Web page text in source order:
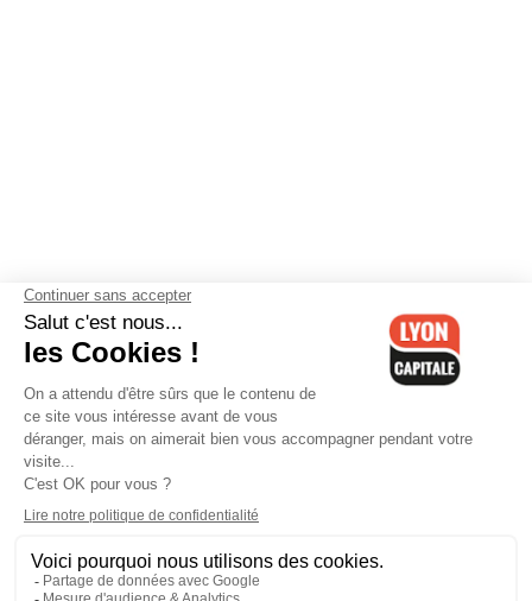
Contactez-nous-Mentions légales-CGV-Politique de